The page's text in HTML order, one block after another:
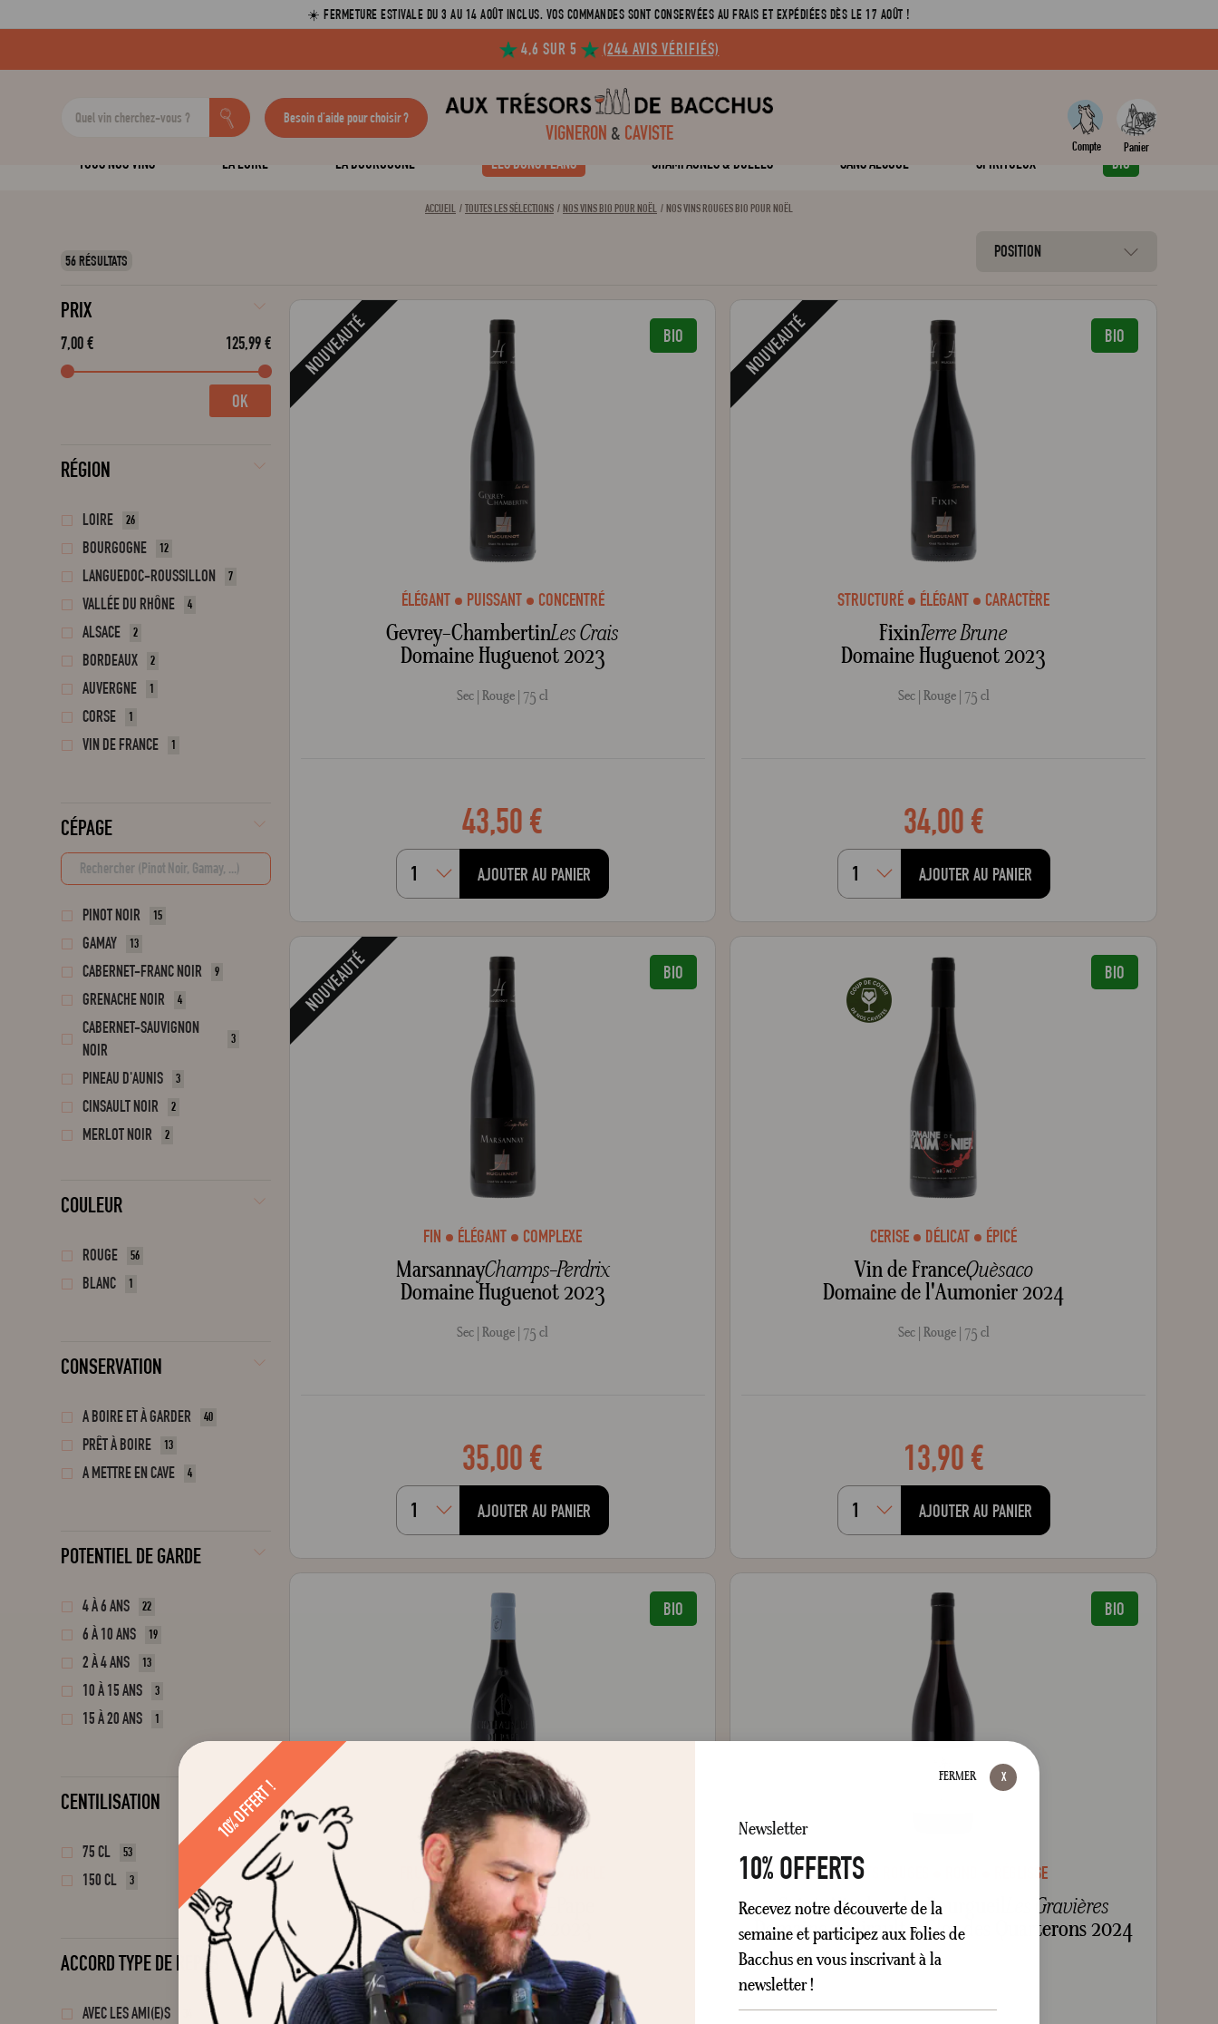
☀️ FERMETURE ESTIVALE DU 3 AU 14 AOÛT INCLUS. VOS COMMANDES SONT CONSERVÉES AU FRAIS ET EXPÉDIÉES DÈS LE 17 AOÛT !
4,6 SUR 5 (244 AVIS VÉRIFIÉS)
Besoin d'aide pour choisir ?
VIGNERON & CAVISTE
TOUS NOS VINS LA LOIRE LA BOURGOGNE LES BONS PLANS CHAMPAGNES & BULLES SANS ALCOOL SPIRITUEUX BIO
ACCUEIL TOUTES LES SÉLECTIONS NOS VINS BIO POUR NOËL NOS VINS ROUGES BIO POUR NOËL
56 RÉSULTATS
PRIX
7,00 € 125,99 €
OK
RÉGION
LOIRE 26
BOURGOGNE 12
LANGUEDOC-ROUSSILLON 7
VALLÉE DU RHÔNE 4
ALSACE 2
BORDEAUX 2
AUVERGNE 1
CORSE 1
VIN DE FRANCE 1
CÉPAGE
PINOT NOIR 15
GAMAY 13
CABERNET-FRANC NOIR 9
GRENACHE NOIR 4
CABERNET-SAUVIGNON
NOIR
3
PINEAU D'AUNIS 3
CINSAULT NOIR 2
MERLOT NOIR 2
COULEUR
ROUGE 56
BLANC 1
CONSERVATION
A BOIRE ET À GARDER 40
PRÊT À BOIRE 13
A METTRE EN CAVE 4
POTENTIEL DE GARDE
4 À 6 ANS 22
6 À 10 ANS 19
2 À 4 ANS 13
10 À 15 ANS 3
15 À 20 ANS 1
CENTILISATION
75 CL 53
150 CL 3
ACCORD TYPE DE REPAS
AVEC LES AMI(E)S
POSITION
BIO
NOUVEAUTÉ
ÉLÉGANT PUISSANT CONCENTRÉ
Gevrey-ChambertinLes Crais
Domaine Huguenot 2023
Sec Rouge 75 cl
43,50 €
AJOUTER AU PANIER
BIO
NOUVEAUTÉ
STRUCTURÉ ÉLÉGANT CARACTÈRE
FixinTerre Brune
Domaine Huguenot 2023
Sec Rouge 75 cl
34,00 €
AJOUTER AU PANIER
BIO
NOUVEAUTÉ
FIN ÉLÉGANT COMPLEXE
MarsannayChamps-Perdrix
Domaine Huguenot 2023
Sec Rouge 75 cl
35,00 €
AJOUTER AU PANIER
BIO
CERISE DÉLICAT ÉPICÉ
Vin de FranceQuèsaco
Domaine de l'Aumonier 2024
Sec Rouge 75 cl
13,90 €
AJOUTER AU PANIER
BIO
FRUITS MÛRS GÉNÉREUX
Châteauneuf-du-Pape
Clos du Calvaire 2023
Sec Rouge 75 cl
BIO
FRUITS ROUGES RÉGLISSE
Saint-Nicolas-de-Bourgueil
Les Gravières
Domaine Amirault - Clos des Quarterons 2024
Sec Rouge
FERMER
10% OFFERT ! Newsletter
10% OFFERTS
Recevez notre découverte de la
semaine et participez aux Folies de
Bacchus en vous inscrivant à la
newsletter !